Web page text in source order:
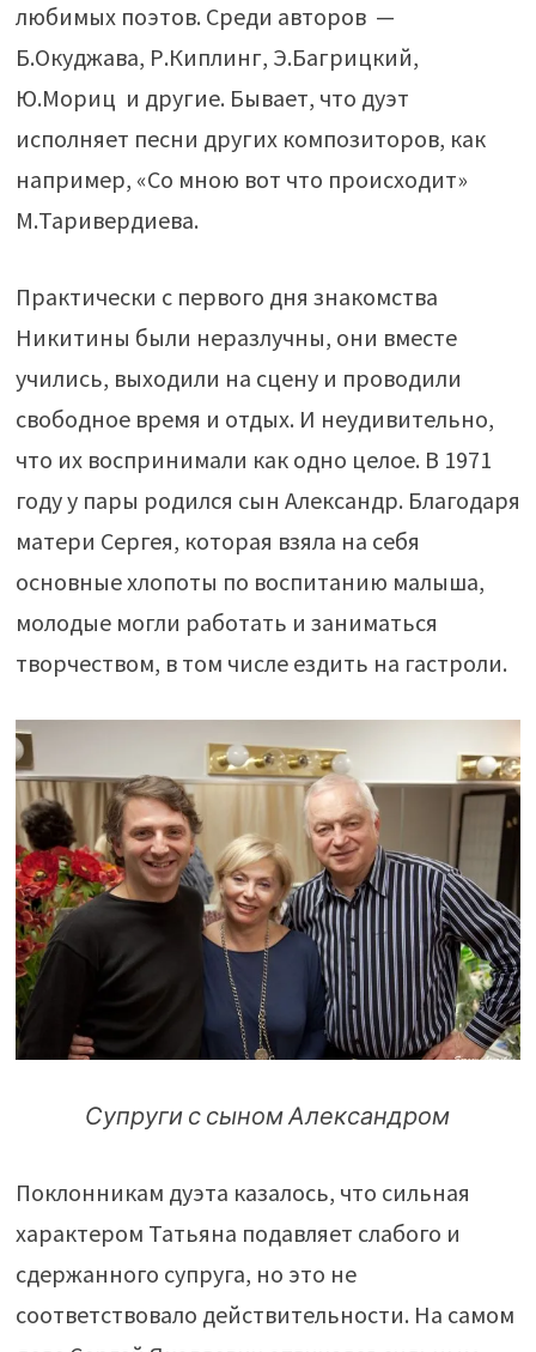
любимых поэтов. Среди авторов —
Б.Окуджава, Р.Киплинг, Э.Багрицкий,
Ю.Мориц и другие. Бывает, что дуэт
исполняет песни других композиторов, как
например, «Со мною вот что происходит»
М.Таривердиева.
Практически с первого дня знакомства
Никитины были неразлучны, они вместе
учились, выходили на сцену и проводили
свободное время и отдых. И неудивительно,
что их воспринимали как одно целое. В 1971
году у пары родился сын Александр. Благодаря
матери Сергея, которая взяла на себя
основные хлопоты по воспитанию малыша,
молодые могли работать и заниматься
творчеством, в том числе ездить на гастроли.
Супруги с сыном Александром
Поклонникам дуэта казалось, что сильная
характером Татьяна подавляет слабого и
сдержанного супруга, но это не
соответствовало действительности. На самом